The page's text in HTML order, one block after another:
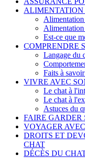
Est-ce que
COMPRENDRE
Langage du
Faits à
VIVRE AVEC
Le chat à
Le chat à
Astuces du
FAIRE GARDER
VOYAGER
DROITS ET
CHAT
DÉCÈS DU